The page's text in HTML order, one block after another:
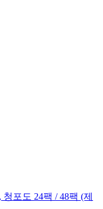
포도 24팩 / 48팩 (제